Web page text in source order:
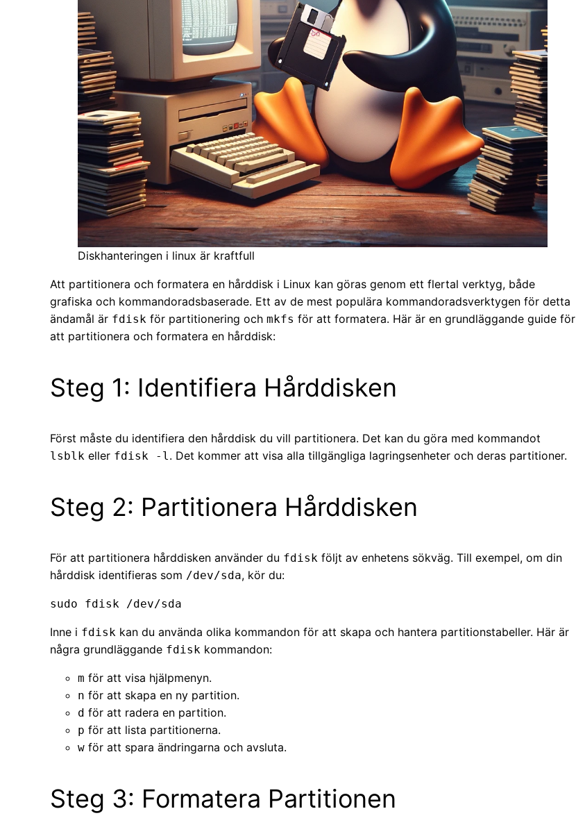
Diskhanteringen i linux är kraftfull
Att partitionera och formatera en hårddisk i Linux kan göras genom ett flertal verktyg, både
grafiska och kommandoradsbaserade. Ett av de mest populära kommandoradsverktygen för detta
ändamål är fdisk för partitionering och mkfs för att formatera. Här är en grundläggande guide för
att partitionera och formatera en hårddisk:
Steg 1: Identifiera Hårddisken
Först måste du identifiera den hårddisk du vill partitionera. Det kan du göra med kommandot
lsblk eller fdisk -l . Det kommer att visa alla tillgängliga lagringsenheter och deras partitioner.
Steg 2: Partitionera Hårddisken
För att partitionera hårddisken använder du fdisk följt av enhetens sökväg. Till exempel, om din
hårddisk identifieras som /dev/sda, kör du:
sudo fdisk /dev/sda
Inne i fdisk kan du använda olika kommandon för att skapa och hantera partitionstabeller. Här är
några grundläggande fdisk kommandon:
m för att visa hjälpmenyn.
n för att skapa en ny partition.
d för att radera en partition.
p för att lista partitionerna.
w för att spara ändringarna och avsluta.
Steg 3: Formatera Partitionen